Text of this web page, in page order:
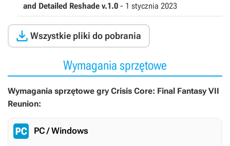
and Detailed Reshade v.1.0 - 1 stycznia 2023
 Wszystkie pliki do pobrania
Wymagania sprzętowe
Wymagania sprzętowe gry Crisis Core: Final Fantasy VII
Reunion:
PC / Windows